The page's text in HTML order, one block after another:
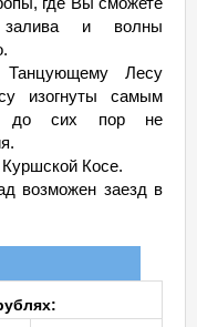
залива и волны
Танцующему Лесу
изогнуты самым
до сих пор не
Косе.
возможен заезд в